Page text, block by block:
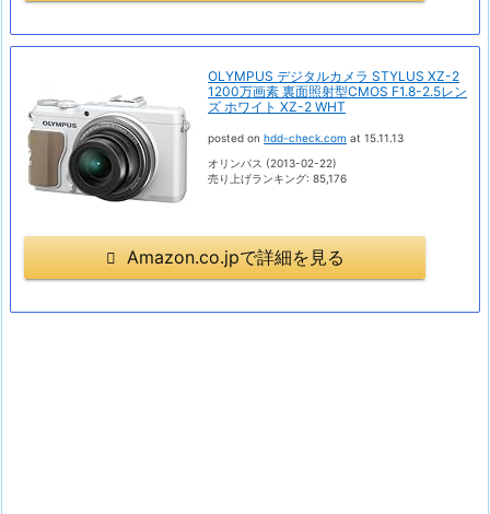
OLYMPUS デジタルカメラ STYLUS XZ-2
1200万画素 裏面照射型CMOS F1.8-2.5レン
ズ ホワイト XZ-2 WHT
posted on hdd-check.com at 15.11.13
オリンパス (2013-02-22)
売り上げランキング: 85,176
Amazon.co.jpで詳細を見る